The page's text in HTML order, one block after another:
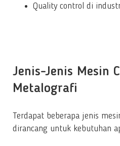
Quality control di
Jenis-Jenis Mesin
Metalografi
Terdapat beberapa jenis
dirancang untuk kebutuhan